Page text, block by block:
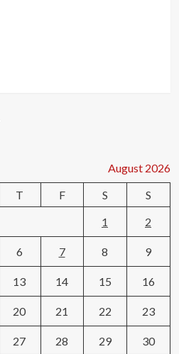
August 2026
T F S
S
1
2
6 7 8 9
13 14 15 16
20 21 22 23
27 28 29 30